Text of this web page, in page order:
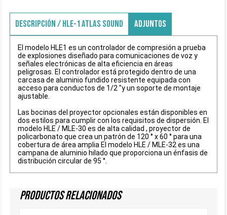
DESCRIPCIÓN / HLE-1 ATLAS SOUND ADJUNTOS
El modelo HLE1 es un controlador de compresión a prueba
de explosiones diseñado para comunicaciones de voz y
señales electrónicas de alta eficiencia en áreas
peligrosas. El controlador está protegido dentro de una
carcasa de aluminio fundido resistente equipada con
acceso para conductos de 1/2 "y un soporte de montaje
ajustable.
Las bocinas del proyector opcionales están disponibles en
dos estilos para cumplir con los requisitos de dispersión. El
modelo HLE / MLE-30 es de alta calidad , proyector de
policarbonato que crea un patrón de 120 ° x 60 ° para una
cobertura de área amplia El modelo HLE / MLE-32 es una
campana de aluminio hilado que proporciona un énfasis de
distribución circular de 95 °.
Productos Relacionados